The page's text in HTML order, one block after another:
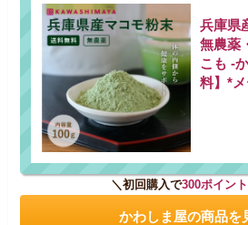
兵庫県
無農薬
こも -
料】*
＼初回購入で300ポイント
かわしま屋の商品を